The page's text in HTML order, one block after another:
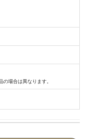
場合は異なります。